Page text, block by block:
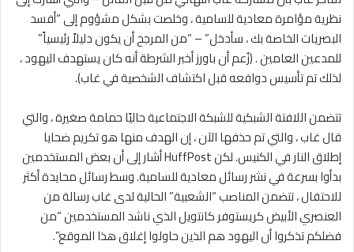
نظرية مؤامرة معادية للسامية ، وخلصت بشكل مشؤوم إلى “أفسد
البصريات الخاصة بك ، سأدخل” – “من المرجح أن يكون دليلاً رئيسياً”
للمدعين العامين . (زُعم أن باورز أخبر الشرطة أنه كان يستهدف اليهود ،
لذلك تم تأسيس دوافعه قبل اكتشاف الشخصية في غاب).
تتضمن اللافتة الشبكية للشبكة الاجتماعية حاليًا حمامة صغيرة ، والتي
قال غاب ، والتي تم حذفها الآن ، إن الهدف منها هو تكريم ضحايا
إطلاق النار في الكنيس. لكن HuffPost أشار إلى أن بعض المستخدمين
بدأوا بسرعة في نشر رسائل معادية للسامية. وسط رسائل محايدة أكثر
للاحتفال ، تتضمن المناصب “الشعبية” الحالية لدى غاب رسالة من
العنصري الأبيض كريستوفر كانتويل الذي ناشد المستخدمين “من
فضلكم تذكروا أن اليهود هم الذين حاولوا إغلاق هذا الموقع”.